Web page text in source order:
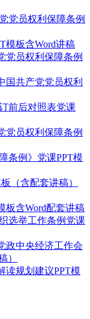
党员权利保障条例
模板含Word讲稿
党员权利保障条例
国共产党党员权利
前后对照表党课
党员权利保障条例
条例》党课PPT模
（含配套讲稿）
板含Word配套讲稿
选举工作条例党课
政中央经济工作会
）
读规划建议PPT模